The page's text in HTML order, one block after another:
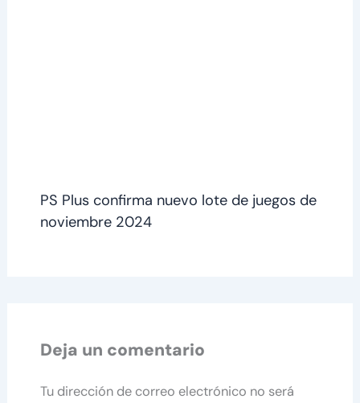
PS Plus confirma nuevo lote de juegos de
noviembre 2024
Deja un comentario
Tu dirección de correo electrónico no será